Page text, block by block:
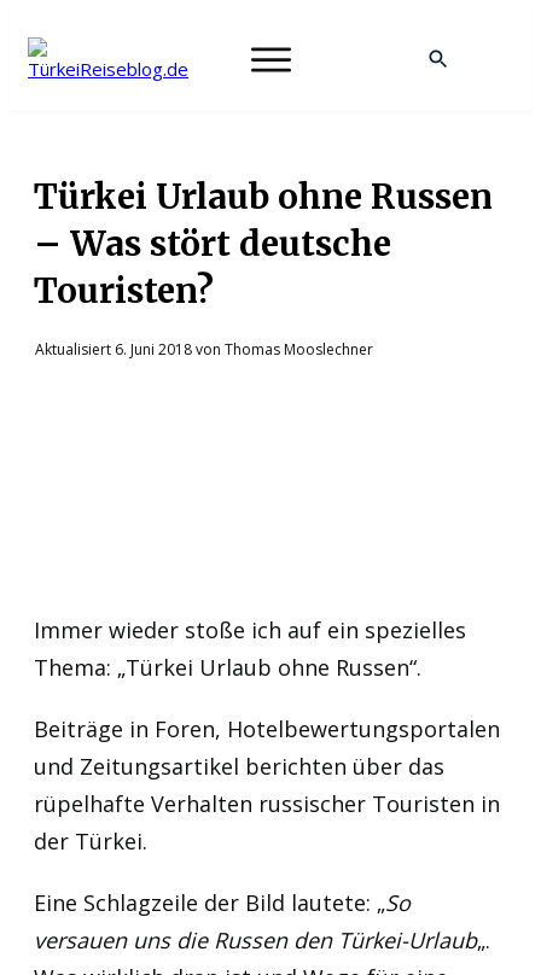
Türkei Urlaub ohne Russen
– Was stört deutsche
Touristen?
Aktualisiert 6. Juni 2018von Thomas Mooslechner
Immer wieder stoße ich auf ein spezielles
Thema: „Türkei Urlaub ohne Russen“.
Beiträge in Foren, Hotelbewertungsportalen
und Zeitungsartikel berichten über das
rüpelhafte Verhalten russischer Touristen in
der Türkei.
Eine Schlagzeile der Bild lautete: „So
versauen uns die Russen den Türkei-Urlaub„.